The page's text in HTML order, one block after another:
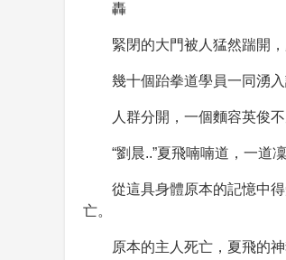
轟
緊閉的大門被人猛然踹開
幾十個跆拳道學員一同湧
人群分開，一個麵容英俊
“劉晨..”夏飛喃喃道，一道
從這具身體原本的記憶中
亡。
原本的主人死亡，夏飛的